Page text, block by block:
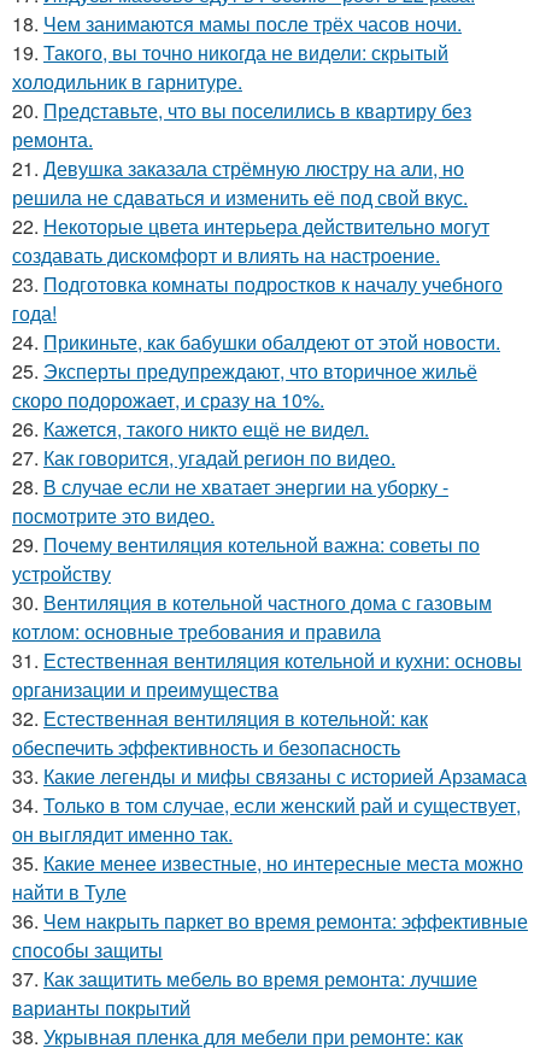
18. Чем занимаются мамы после трёх часов ночи.
19. Такого, вы точно никогда не видели: скрытый
холодильник в гарнитуре.
20. Представьте, что вы поселились в квартиру без
ремонта.
21. Девушка заказала стрёмную люстру на али, но
решила не сдаваться и изменить её под свой вкус.
22. Некоторые цвета интерьера действительно могут
создавать дискомфорт и влиять на настроение.
23. Подготовка комнаты подростков к началу учебного
года!
24. Прикиньте, как бабушки обалдеют от этой новости.
25. Эксперты предупреждают, что вторичное жильё
скоро подорожает, и сразу на 10%.
26. Кажется, такого никто ещё не видел.
27. Как говорится, угадай регион по видео.
28. В случае если не хватает энергии на уборку -
посмотрите это видео.
29. Почему вентиляция котельной важна: советы по
устройству
30. Вентиляция в котельной частного дома с газовым
котлом: основные требования и правила
31. Естественная вентиляция котельной и кухни: основы
организации и преимущества
32. Естественная вентиляция в котельной: как
обеспечить эффективность и безопасность
33. Какие легенды и мифы связаны с историей Арзамаса
34. Только в том случае, если женский рай и существует,
он выглядит именно так.
35. Какие менее известные, но интересные места можно
найти в Туле
36. Чем накрыть паркет во время ремонта: эффективные
способы защиты
37. Как защитить мебель во время ремонта: лучшие
варианты покрытий
38. Укрывная пленка для мебели при ремонте: как